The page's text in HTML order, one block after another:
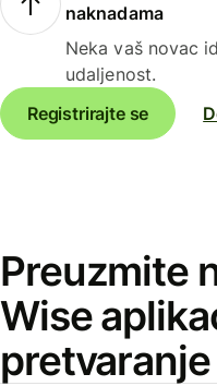
naknadama
Neka vaš novac
udaljenost.
Registrirajte se
Preuzmite
Wise